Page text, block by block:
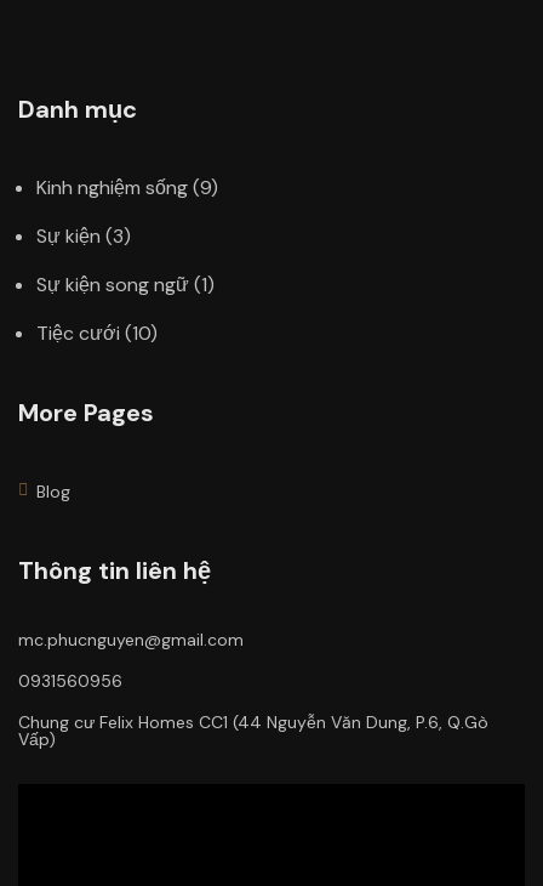
Danh mục
Kinh nghiệm sống(9)
Sự kiện (3)
Sự kiện song ngữ(1)
Tiệc cưới (10)
More Pages
Blog
Thông tin liên hệ
mc.phucnguyen@gmail.com
0931560956
Chung cư Felix Homes CC1 (44 Nguyễn Văn Dung, P.6, Q.Gò
Vấp)